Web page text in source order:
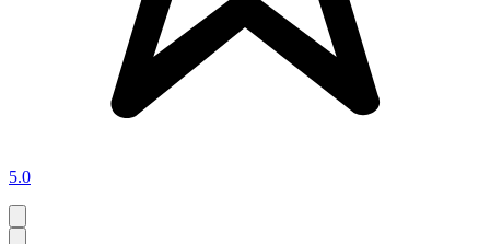
5.0